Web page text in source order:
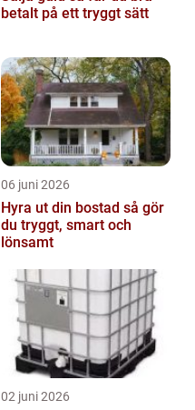
betalt på ett tryggt sätt
06 juni 2026
Hyra ut din bostad så gör
du tryggt, smart och
lönsamt
02 juni 2026